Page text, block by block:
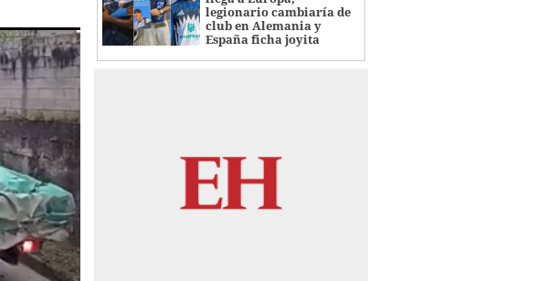
legionario cambiaría de
club en Alemania y
España ficha joyita